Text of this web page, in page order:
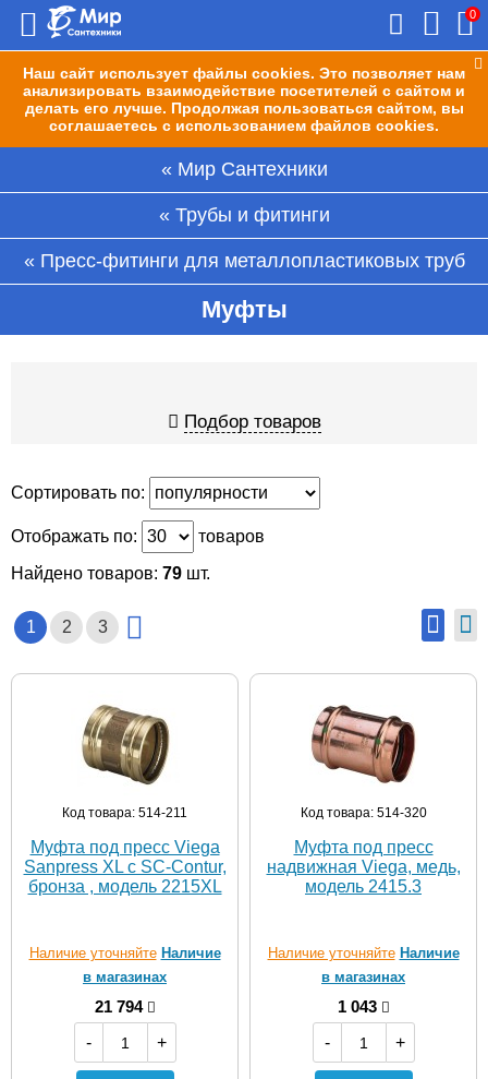
Наш сайт использует файлы cookies. Это позволяет нам
анализировать взаимодействие посетителей с сайтом и
делать его лучше. Продолжая пользоваться сайтом, вы
соглашаетесь с использованием файлов cookies.
0
Мир Сантехники
Трубы и фитинги
Пресс-фитинги для металлопластиковых труб
Муфты
Подбор товаров
Сортировать по:
Отображать по:
товаров
Найдено товаров: 79 шт.
1 2 3
Код товара: 514-211
Муфта под пресс Viega
Sanpress XL c SC-Contur,
бронза , модель 2215XL
Наличие уточняйте Наличие
в магазинах
21 794
-
+
Код товара: 514-320
Муфта под пресс
надвижная Viega, медь,
модель 2415.3
Наличие уточняйте Наличие
в магазинах
1 043
-
+